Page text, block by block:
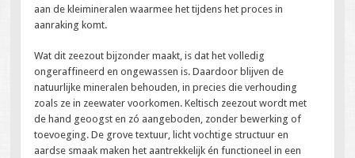
aan de kleimineralen waarmee het tijdens het proces in
aanraking komt.
Wat dit zeezout bijzonder maakt, is dat het volledig
ongeraffineerd en ongewassen is. Daardoor blijven de
natuurlijke mineralen behouden, in precies die verhouding
zoals ze in zeewater voorkomen. Keltisch zeezout wordt met
de hand geoogst en zó aangeboden, zonder bewerking of
toevoeging. De grove textuur, licht vochtige structuur en
aardse smaak maken het aantrekkelijk én functioneel in een